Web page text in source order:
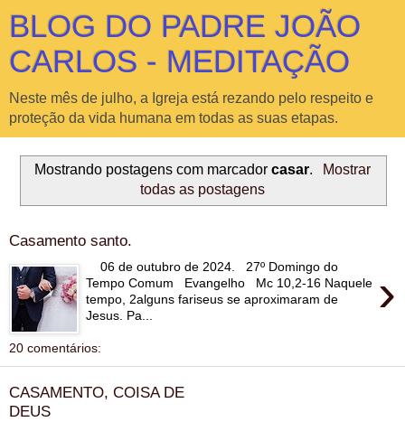
BLOG DO PADRE JOÃO
CARLOS - MEDITAÇÃO
Neste mês de julho, a Igreja está rezando pelo respeito e
proteção da vida humana em todas as suas etapas.
Mostrando postagens com marcadorcasar.
Mostrar
todas as postagens
Casamento santo.
›
06 de outubro de 2024. 27º Domingo do
Tempo Comum Evangelho Mc 10,2-16 Naquele
tempo, 2alguns fariseus se aproximaram de
Jesus. Pa...
20 comentários:
CASAMENTO, COISA DE
DEUS